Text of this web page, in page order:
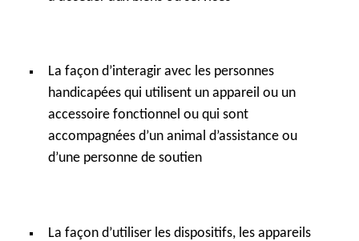
La façon d’interagir avec les personnes
handicapées qui utilisent un appareil ou un
accessoire fonctionnel ou qui sont
accompagnées d’un animal d’assistance ou
d’une personne de soutien
La façon d’utiliser les dispositifs, les appareils